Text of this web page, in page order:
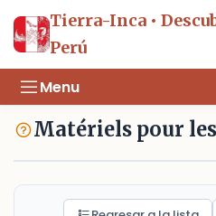
Tierra-Inca •
Perú
Menu
Matériels pour